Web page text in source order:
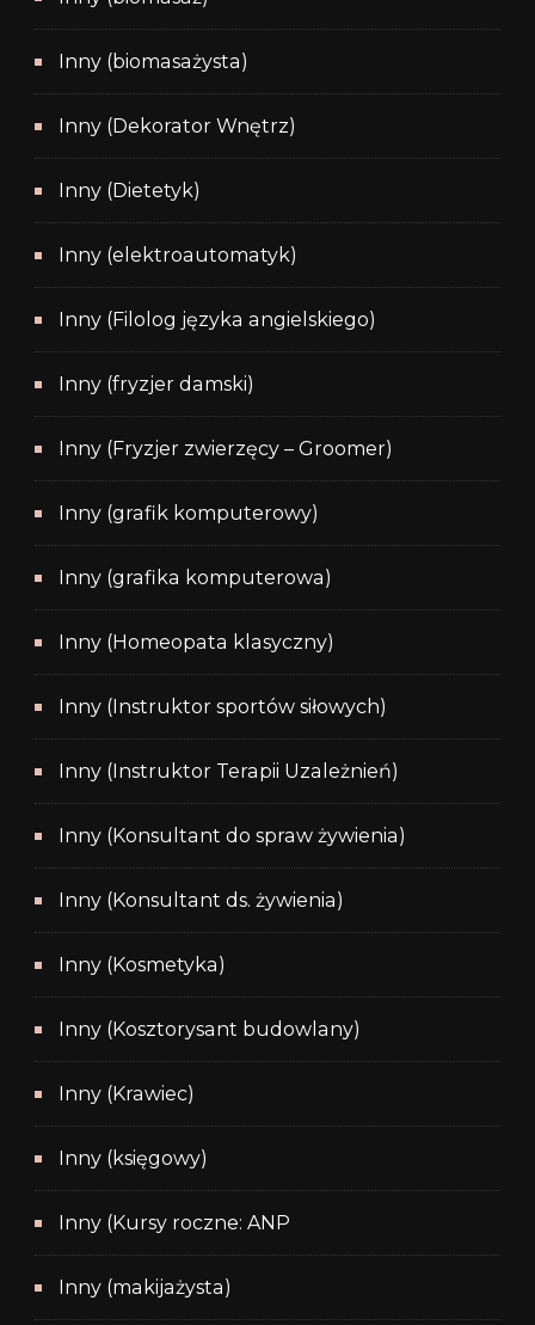
Inny (biomasażysta)
Inny (Dekorator Wnętrz)
Inny (Dietetyk)
Inny (elektroautomatyk)
Inny (Filolog języka angielskiego)
Inny (fryzjer damski)
Inny (Fryzjer zwierzęcy – Groomer)
Inny (grafik komputerowy)
Inny (grafika komputerowa)
Inny (Homeopata klasyczny)
Inny (Instruktor sportów siłowych)
Inny (Instruktor Terapii Uzależnień)
Inny (Konsultant do spraw żywienia)
Inny (Konsultant ds. żywienia)
Inny (Kosmetyka)
Inny (Kosztorysant budowlany)
Inny (Krawiec)
Inny (księgowy)
Inny (Kursy roczne: ANP
Inny (makijażysta)